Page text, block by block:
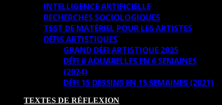
INTELLIGENCE ARTIFICIELLE
RECHERCHES SOCIOLOGIQUES
TEST DE MATÉRIEL POUR LES ARTISTES
DÉFIS ARTISTIQUES
GRAND DÉFI ARTISTIQUE 2025
DÉFI 6 AQUARELLES EN 6 SEMAINES
(2024)
DÉFI 15 DESSINS EN 15 SEMAINES (2021)
TEXTES DE RÉFLEXION